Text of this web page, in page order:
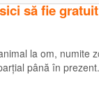
să fie gratuit
la om, numite
până în prezent.